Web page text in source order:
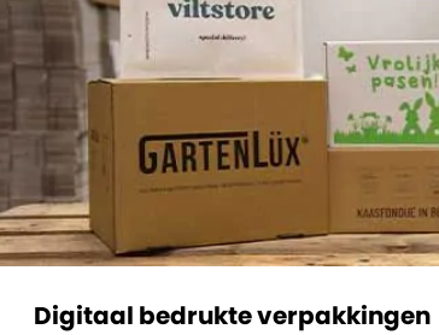
Digitaal bedrukte verpakkingen